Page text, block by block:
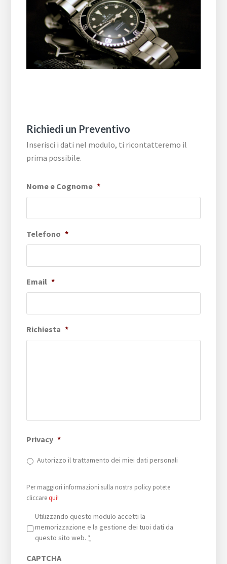
Richiedi un Preventivo
Inserisci i dati nel modulo, ti ricontatteremo il
prima possibile.
Nome e Cognome *
Telefono *
Email *
Richiesta *
Privacy *
Autorizzo il trattamento dei miei dati personali
Per maggiori informazioni sulla nostra policy potete
cliccarequi!
Privacy *
Utilizzando questo modulo accetti la
memorizzazione e la gestione dei tuoi dati da
questo sito web. *
CAPTCHA